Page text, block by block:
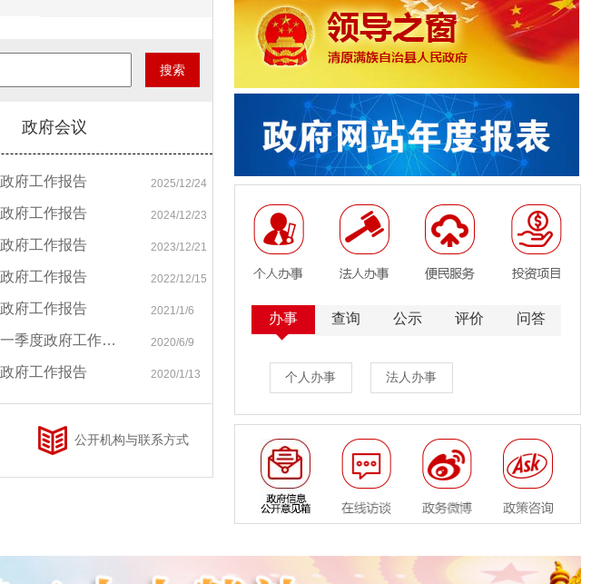
政府会议
府工作报告 2025/12/24
府工作报告 2024/12/23
府工作报告 2023/12/21
府工作报告 2022/12/15
府工作报告 2021/1/6
清原满族自治县2020年第一季度政府工作报告落实情况 2020/6/9
府工作报告 2020/1/13
公开机构与联系方式
办事 查询 公示 评价 问答
个人办事 法人办事